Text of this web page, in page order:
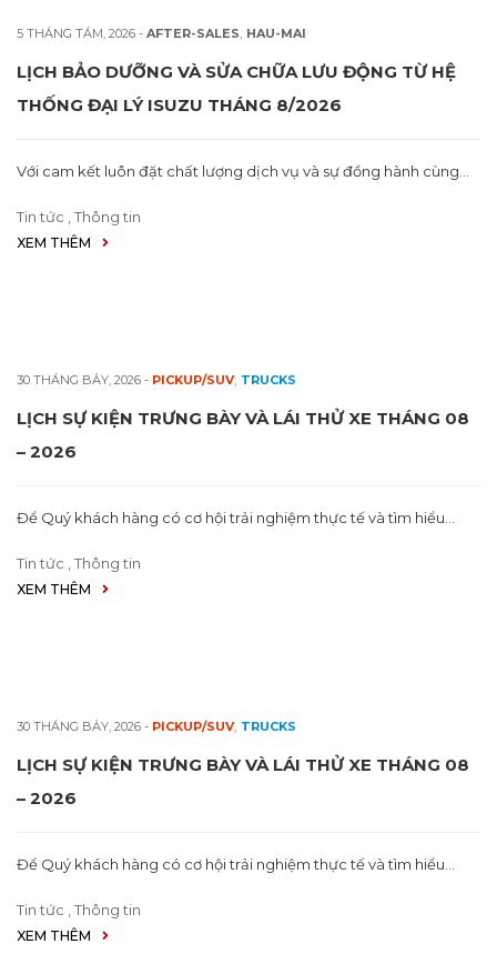
5 THÁNG TÁM, 2026 - AFTER-SALES, HAU-MAI
LỊCH BẢO DƯỠNG VÀ SỬA CHỮA LƯU ĐỘNG TỪ HỆ
THỐNG ĐẠI LÝ ISUZU THÁNG 8/2026
Với cam kết luôn đặt chất lượng dịch vụ và sự đồng hành cùng…
Tin tức Thông tin
XEM THÊM
30 THÁNG BẢY, 2026 - PICKUP/SUV, TRUCKS
LỊCH SỰ KIỆN TRƯNG BÀY VÀ LÁI THỬ XE THÁNG 08
– 2026
Để Quý khách hàng có cơ hội trải nghiệm thực tế và tìm hiểu…
Tin tức Thông tin
XEM THÊM
30 THÁNG BẢY, 2026 - PICKUP/SUV, TRUCKS
LỊCH SỰ KIỆN TRƯNG BÀY VÀ LÁI THỬ XE THÁNG 08
– 2026
Để Quý khách hàng có cơ hội trải nghiệm thực tế và tìm hiểu…
Tin tức Thông tin
XEM THÊM